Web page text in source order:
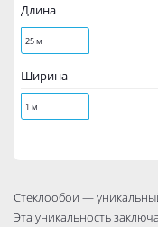
Длина
25 м
Ширина
1 м
Стеклообои —
Эта уникальность